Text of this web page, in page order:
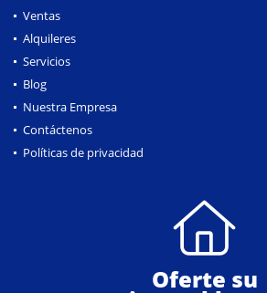
Ventas
Alquileres
Servicios
Blog
Nuestra Empresa
Contáctenos
Políticas de privacidad
Oferte su